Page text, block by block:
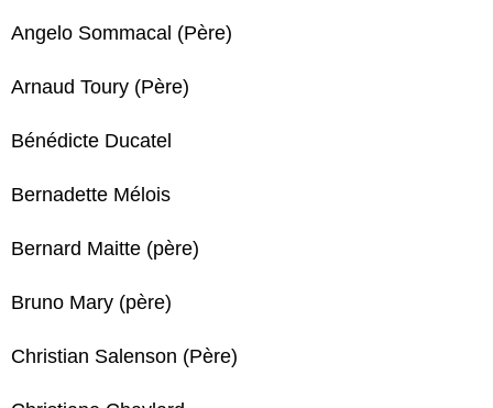
Angelo Sommacal (Père)
Arnaud Toury (Père)
Bénédicte Ducatel
Bernadette Mélois
Bernard Maitte (père)
Bruno Mary (père)
Christian Salenson (Père)